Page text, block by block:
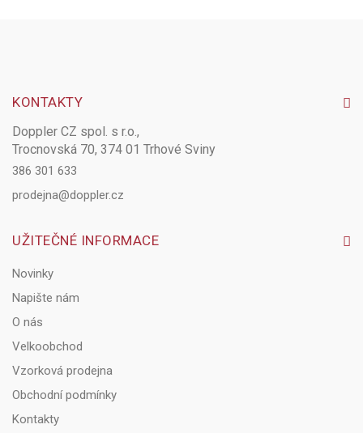
KONTAKTY
Doppler CZ spol. s r.o.,
Trocnovská 70, 374 01 Trhové Sviny
386 301 633
prodejna@doppler.cz
UŽITEČNÉ INFORMACE
Novinky
Napište nám
O nás
Velkoobchod
Vzorková prodejna
Obchodní podmínky
Kontakty